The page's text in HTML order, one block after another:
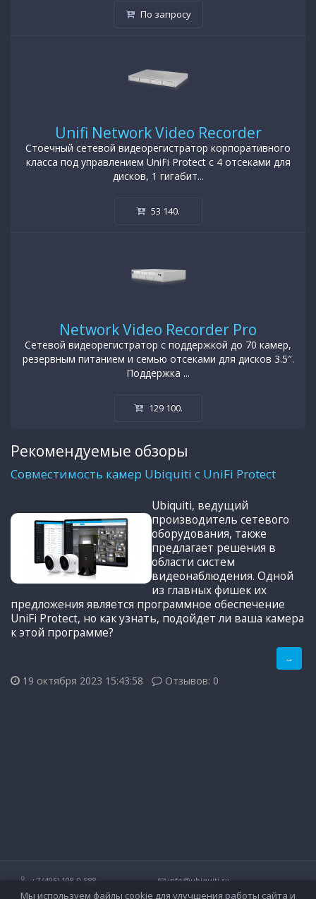
По запросу
Unifi Network Video Recorder
Стоечный сетевой видеорегистратор корпоративного
класса под управлением UniFi Protect с 4 отсеками для
дисков, 1 гигабит...
53 140.
Network Video Recorder Pro
Сетевой видеорегистратор с поддержкой до 70 камер,
резервным питанием и семью отсеками для дисков 3.5″.
Поддержка ...
129 100.
Рекомендуемые обзоры
Совместимость камер Ubiquiti с UniFi Protect
Ubiquiti, ведущий
производитель сетевого
оборудования, также
предлагает решения в
области систем
видеонаблюдения. Одной
из главных фишек их
предложения является программное обеспечение
UniFi Protect, но как узнать, подойдет ли ваша камера
к этой программе?
→
19 октября 2023 15:43:58 Отзывов: 0
+7 (495) 108-0-888
info@ubiquiti.ru
Мы используем файлы cookie для улучшения работы сайта и